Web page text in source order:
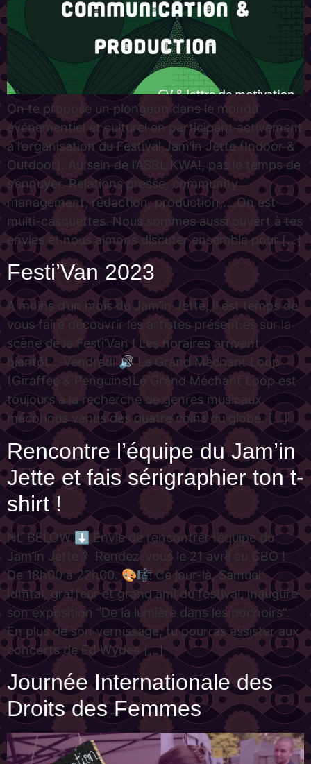
On te propose un plongeon dans le monde
événementiel et culturel en participant activement
à l’organisation du Festival Jam’in Jette (Indoor &
Outdoor). Au sein de l’ASBL KWA!, pas le temps de
s’ennuyer. Relations presse, community
management, rédaction, production,… On est
multi-casquettes. Nous sommes aussi ouvert à tes
envies et nous aimons discuter ensemble pour […]
Festi’Van 2023
A moins d’un mois du Jam’in Jette, il est temps de
vous faire découvrir les artistes présent.es sur la
scène de la Festi’Van ! Les horaires arrivent
bientôt… Vendredi 🔊 Le Grand Méchant Loop
(Giraffes & Penguins)Le Grand Méchant Loop est
toujours à la recherche de genres musicaux
méconnus venus des quatre coins du globe. […]
Rencontre l’équipe du Jam’in
Jette et fais sérigraphier ton t-
shirt !
NL BELOW ⬇️ Envie de rencontrer l’équipe du
Jam’in Jette ? Rendez-vous le 21 avril au CBO !
De 18h00 à 22h00. 🎨🎼 Ce jour-là, Samuel
Idmtal, graffeur et grand ami du festival, inaugure
son exposition “De la lumière dans les pochoirs”.
En plus de son vernissage, tu pourras assister aux
concerts de Ed Wydee […]
Journée Internationale des
Droits des Femmes